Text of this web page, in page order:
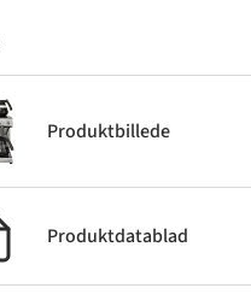
Produktbillede
Produktdatablad